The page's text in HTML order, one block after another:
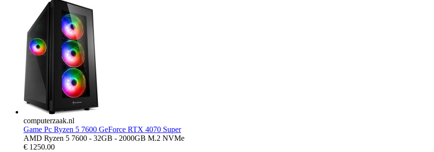
computerzaak.nl
Game Pc Ryzen 5 7600 GeForce RTX 4070 Super
AMD Ryzen 5 7600 - 32GB - 2000GB M.2 NVMe
€ 1250.00